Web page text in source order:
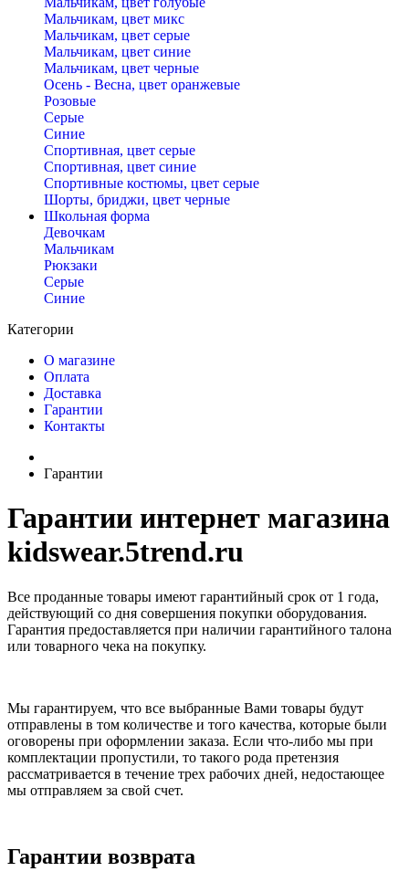
Мальчикам, цвет микс
Мальчикам, цвет серые
Мальчикам, цвет синие
Мальчикам, цвет черные
Осень - Весна, цвет оранжевые
Розовые
Серые
Синие
Спортивная, цвет серые
Спортивная, цвет синие
Спортивные костюмы, цвет серые
Шорты, бриджи, цвет черные
Школьная форма
Девочкам
Мальчикам
Рюкзаки
Серые
Синие
Категории
О магазине
Оплата
Доставка
Гарантии
Контакты
Гарантии
Гарантии интернет магазина
kidswear.5trend.ru
Все проданные товары имеют гарантийный срок от 1 года,
действующий со дня совершения покупки оборудования.
Гарантия предоставляется при наличии гарантийного талона
или товарного чека на покупку.
Мы гарантируем, что все выбранные Вами товары будут
отправлены в том количестве и того качества, которые были
оговорены при оформлении заказа. Если что-либо мы при
комплектации пропустили, то такого рода претензия
рассматривается в течение трех рабочих дней, недостающее
мы отправляем за свой счет.
Гарантии возврата